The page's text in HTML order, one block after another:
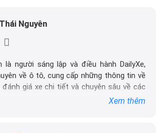
Nguyên
là người sáng lập và điều hành DailyXe,
về ô tô, cung cấp những thông tin về
giá xe chi tiết và chuyên sâu về các
Xem thêm